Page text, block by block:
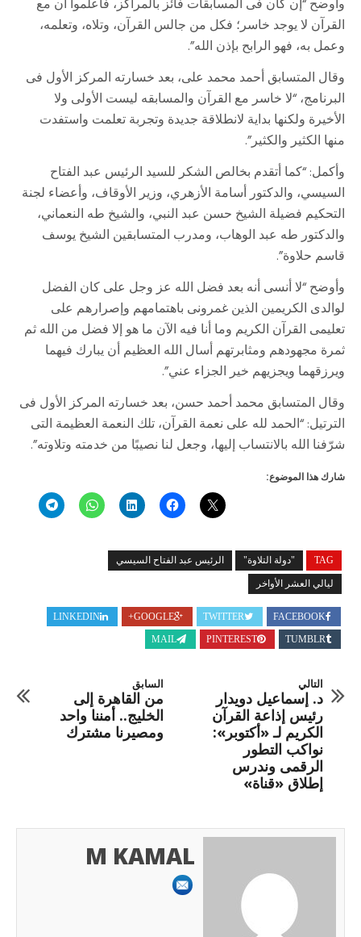
وأوضح “إن كان فى المسابقات فائز بالمراكز، فاعلموا أن مع
القرآن لا يوجد خاسر؛ فكل من جالس القرآن، وتلاه، وتعلمه،
وعمل به، فهو الرابح بإذن الله”.
وقال المتسابق أحمد محمد على، بعد خسارته المركز الأول فى
البرنامج، “لا خاسر مع القرآن والمسابقه ليست الأولى ولا
الأخيرة ولكنها بداية لانطلاقة جديدة وتجربة تعلمت واستفدت
منها الكثير والكثير”.
وأكمل: “كما أتقدم بخالص الشكر للسيد الرئيس عبد الفتاح
السيسي، والدكتور أسامة الأزهري، وزير الأوقاف، وأعضاء لجنة
التحكيم فضيلة الشيخ حسن عبد النبي، والشيخ طه النعماني،
والدكتور طه عبد الوهاب، ومدرب المتسابقين الشيخ يوسف
قاسم حلاوة”.
وأوضح “لا أنسى أنه بعد فضل الله عز وجل على كان الفضل
لوالدى الكريمين الذين غمرونى باهتمامهم وإصرارهم على
تعليمى القرآن الكريم وما أنا فيه الآن ما هو إلا فضل من الله ثم
ثمرة مجهودهم ومثابرتهم أسال الله العظيم أن يبارك فيهما
ويرزقهما ويجزيهم خير الجزاء عني”.
وقال المتسابق محمد أحمد حسن، بعد خسارته المركز الأول فى
الترتيل: “الحمد لله على نعمة القرآن، تلك النعمة العظيمة التى
شرّفنا الله بالانتساب إليها، وجعل لنا نصيبًا من خدمته وتلاوته”.
شارك هذا الموضوع:
TAG "دولة التلاوة" الرئيس عبد الفتاح السيسي
ليالي العشر الأواخر
FACEBOOK
TWITTER
GOOGLE+
LINKEDIN
TUMBLR
PINTEREST
MAIL
السابق
من القاهرة إلى
الخليج.. أمننا واحد
ومصيرنا مشترك
التالي
د. إسماعيل دويدار
رئيس إذاعة القرآن
الكريم لـ «أكتوبر»:
نواكب التطور
الرقمى وندرس
إطلاق «قناة»
M KAMAL